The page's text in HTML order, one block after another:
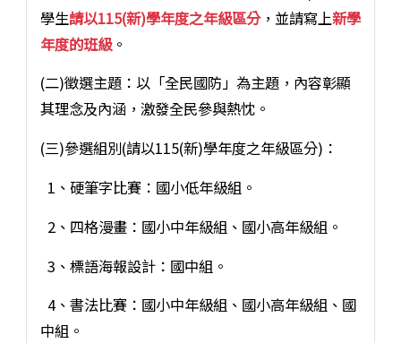
學生請以115(新)學年度之年級區分，並請寫上新學
年度的班級。
(二)徵選主題：以「全民國防」為主題，內容彰顯
其理念及內涵，激發全民參與熱忱。
(三)參選組別(請以115(新)學年度之年級區分)：
1、硬筆字比賽：國小低年級組。
2、四格漫畫：國小中年級組、國小高年級組。
3、標語海報設計：國中組。
4、書法比賽：國小中年級組、國小高年級組、國
中組。